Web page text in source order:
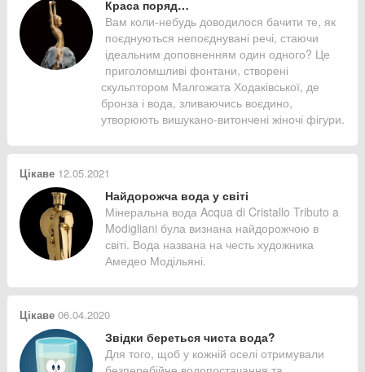
Краса поряд…
Вам коли-небудь доводилося бачити те, як
поєднуються непоєднувані речі, стаючи
ідеальним доповненням один одного? Це
приголомшливі фонтани, створені
скульптором Малгожата Ходаківської, де
бронза і вода, зливаючись воєдино,
утворюють вишукано-витончені жіночі фігури.
Цікаве12.05.2021
Найдорожча вода у світі
Мінеральна вода Acqua di Cristallo Tributo a
Modigliani була визнана найдорожчою в
світі. Вода названа на честь художника
Амедео Модільяні.
Цікаве06.04.2020
Звідки береться чиста вода?
Для того, щоб у кожній оселі отримували